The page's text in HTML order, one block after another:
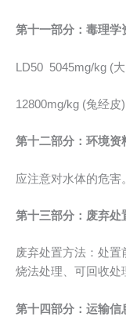
第十一部分：毒理学
LD50 5045mg/kg (
12800mg/kg (兔经皮)
第十二部分：环境资
应注意对水体的危害。
第十三部分：废弃处
废弃处置方法：处置
烧法处理、可回收处
第十四部分：运输信